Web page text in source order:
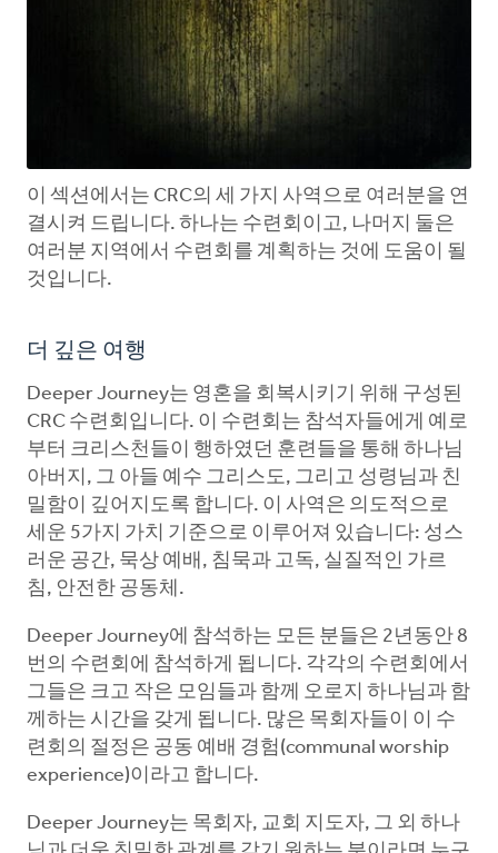
이 섹션에서는 CRC의 세 가지 사역으로 여러분을 연
결시켜 드립니다. 하나는 수련회이고, 나머지 둘은
여러분 지역에서 수련회를 계획하는 것에 도움이 될
것입니다.
더 깊은 여행
Deeper Journey는 영혼을 회복시키기 위해 구성된
CRC 수련회입니다. 이 수련회는 참석자들에게 예로
부터 크리스천들이 행하였던 훈련들을 통해 하나님
아버지, 그 아들 예수 그리스도, 그리고 성령님과 친
밀함이 깊어지도록 합니다. 이 사역은 의도적으로
세운 5가지 가치 기준으로 이루어져 있습니다: 성스
러운 공간, 묵상 예배, 침묵과 고독, 실질적인 가르
침, 안전한 공동체.
Deeper Journey에 참석하는 모든 분들은 2년동안 8
번의 수련회에 참석하게 됩니다. 각각의 수련회에서
그들은 크고 작은 모임들과 함께 오로지 하나님과 함
께하는 시간을 갖게 됩니다. 많은 목회자들이 이 수
련회의 절정은 공동 예배 경험(communal worship
experience)이라고 합니다.
Deeper Journey는 목회자, 교회 지도자, 그 외 하나